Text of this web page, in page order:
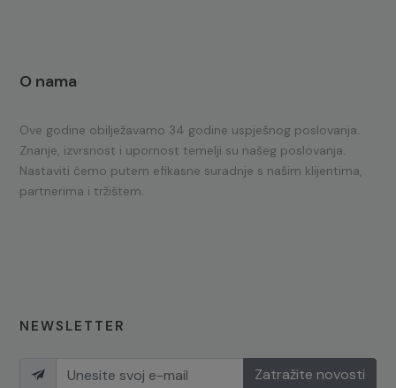
O nama
Ove godine obilježavamo 34 godine uspješnog poslovanja.
Znanje, izvrsnost i upornost temelji su našeg poslovanja.
Nastaviti ćemo putem efikasne suradnje s našim klijentima,
partnerima i tržištem.
NEWSLETTER
Zatražite novosti